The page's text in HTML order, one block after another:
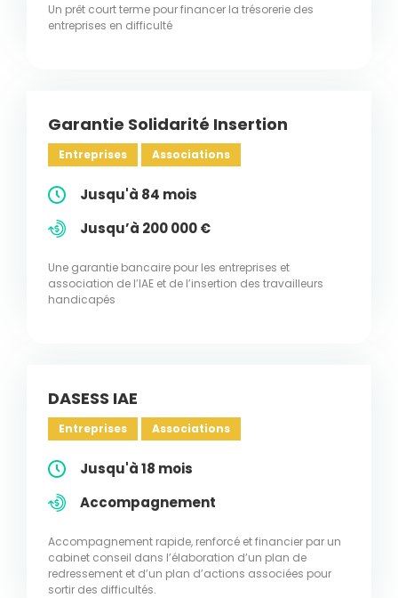
Un prêt court terme pour financer la trésorerie des
entreprises en difficulté
Garantie Solidarité Insertion
Entreprises Associations
Jusqu'à 84 mois
Jusqu’à 200 000 €
Une garantie bancaire pour les entreprises et
association de l’IAE et de l’insertion des travailleurs
handicapés
DASESS IAE
Entreprises Associations
Jusqu'à 18 mois
Accompagnement
Accompagnement rapide, renforcé et financier par un
cabinet conseil dans l’élaboration d’un plan de
redressement et d’un plan d’actions associées pour
sortir des difficultés.